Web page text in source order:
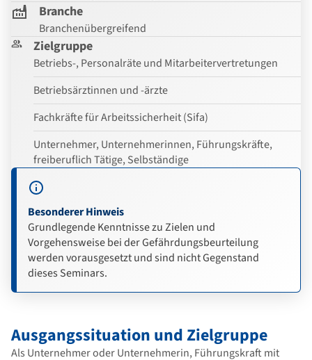
Branche
Branchenübergreifend
Zielgruppe
Betriebs-, Personalräte und Mitarbeitervertretungen
Betriebsärztinnen und -ärzte
Fachkräfte für Arbeitssicherheit (Sifa)
Unternehmer, Unternehmerinnen, Führungskräfte,
freiberuflich Tätige, Selbständige
Besonderer Hinweis
Grundlegende Kenntnisse zu Zielen und
Vorgehensweise bei der Gefährdungsbeurteilung
werden vorausgesetzt und sind nicht Gegenstand
dieses Seminars.
Ausgangssituation und Zielgruppe
Als Unternehmer oder Unternehmerin, Führungskraft mit